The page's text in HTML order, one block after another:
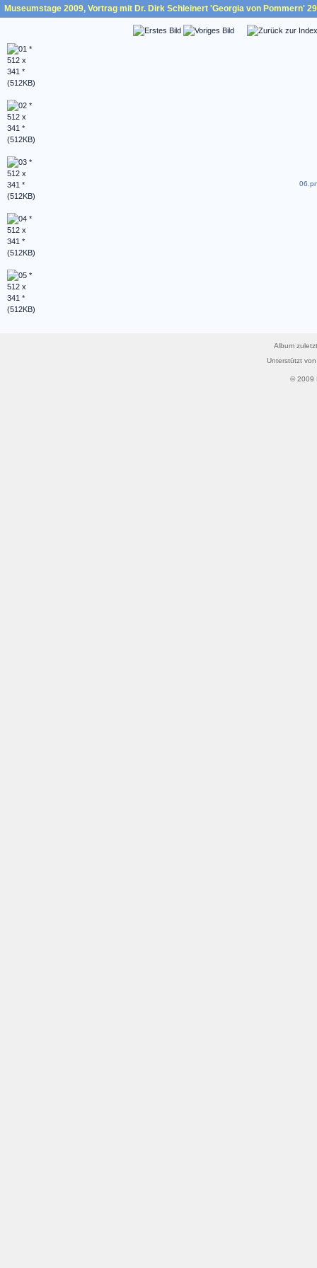
Museumstage 2009, Vortrag mit Dr. Dirk Schleinert 'Georgia von Pommern'
Album
Unterstützt
© 2009